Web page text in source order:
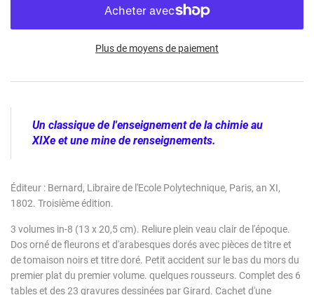
Plus de moyens de paiement
Un classique de l'enseignement de la chimie au
XIXe et une mine de renseignements.
Éditeur : Bernard, Libraire de l'Ecole Polytechnique, Paris, an XI,
1802. Troisième édition.
3 volumes in-8 (13 x 20,5 cm). Reliure plein veau clair de l'époque.
Dos orné de fleurons et d'arabesques dorés avec pièces de titre et
de tomaison noirs et titre doré. Petit accident sur le bas du mors du
premier plat du premier volume. quelques rousseurs. Complet des 6
tables et des 23 gravures dessinées par Girard. Cachet d'une